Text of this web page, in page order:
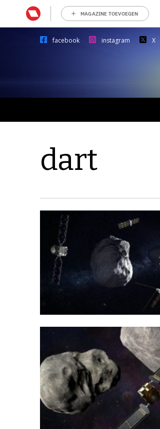
MAGAZINE TOEVOEGEN
facebook instagram X
dart